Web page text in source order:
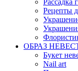
Рассадка
Рецепты
ОБРАЗ
Букет
Nail art